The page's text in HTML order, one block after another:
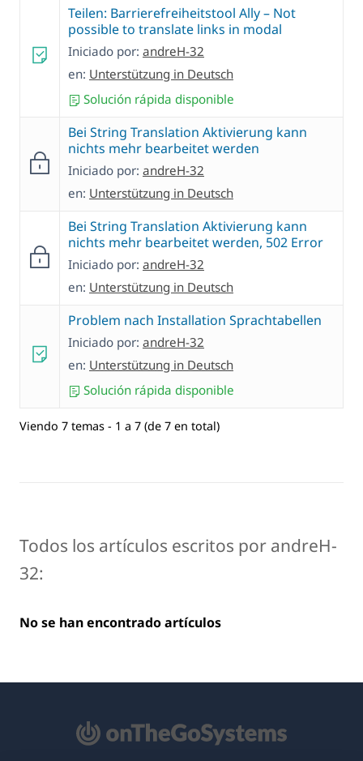
Teilen: Barrierefreiheitstool Ally – Not
possible to translate links in modal
Iniciado por: andreH-32
en: Unterstützung in Deutsch
Solución rápida disponible
Bei String Translation Aktivierung kann
nichts mehr bearbeitet werden
Iniciado por: andreH-32
en: Unterstützung in Deutsch
Bei String Translation Aktivierung kann
nichts mehr bearbeitet werden, 502 Error
Iniciado por: andreH-32
en: Unterstützung in Deutsch
Problem nach Installation Sprachtabellen
Iniciado por: andreH-32
en: Unterstützung in Deutsch
Solución rápida disponible
Viendo 7 temas - 1 a 7 (de 7 en total)
Todos los artículos escritos por andreH-
32:
No se han encontrado artículos